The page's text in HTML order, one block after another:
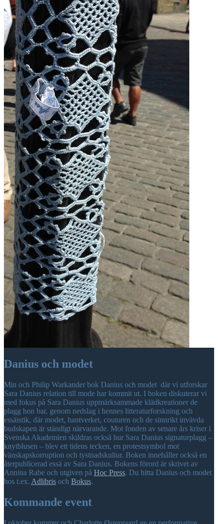
Danius och modet
Min och Philip Warkander bok Danius och modet där vi utforskar
Sara Danius relation till mode har kommit ut. I boken diskuterar vi
med fokus på Sara Danius uppmärksammade klädkreationer de
plagg hon bar, genom nedslag i hennes litteraturforskning och
essäistik, där modet, hantverket, couturen och de sinnrikt invävda
budskapen är ständigt närvarande. Mot fonden av senare års kriser i
Svenska Akademien skildras också hur Sara Danius signaturplagg –
knytblusen – blev ett tidens tecken, en protestsymbol mot
vänskapskorruption och tystnadskultur. Boken innehåller också en
återpublicerad essä av Sara Danius. Bokens förord är skrivet av
Annina Rabe och utgiven på Hoc Press. Du hitta Danius och modet
hos t.ex. Adlibris och Bokus.
Kommande event